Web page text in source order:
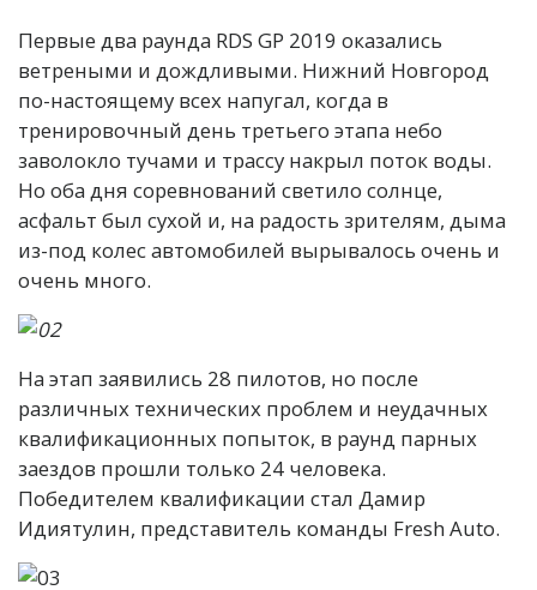
Первые два раунда RDS GP 2019 оказались
ветреными и дождливыми. Нижний Новгород
по-настоящему всех напугал, когда в
тренировочный день третьего этапа небо
заволокло тучами и трассу накрыл поток воды.
Но оба дня соревнований светило солнце,
асфальт был сухой и, на радость зрителям, дыма
из-под колес автомобилей вырывалось очень и
очень много.
На этап заявились 28 пилотов, но после
различных технических проблем и неудачных
квалификационных попыток, в раунд парных
заездов прошли только 24 человека.
Победителем квалификации стал Дамир
Идиятулин, представитель команды Fresh Auto.